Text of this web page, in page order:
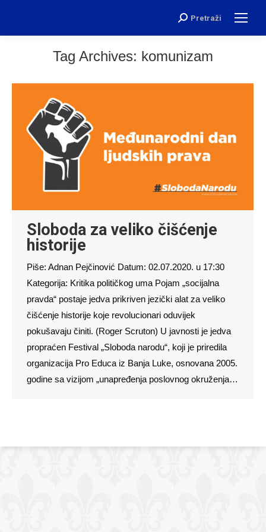
Search:
Pretraži
Tag Archives: komunizam
Sloboda za veliko čišćenje
historije
Piše: Adnan Pejčinović Datum: 02.07.2020. u 17:30
Kategorija: Kritika političkog uma Pojam „socijalna
pravda“ postaje jedva prikriven jezički alat za veliko
čišćenje historije koje revolucionari oduvijek
pokušavaju činiti. (Roger Scruton) U javnosti je jedva
propraćen Festival „Sloboda narodu“, koji je priredila
organizacija Pro Educa iz Banja Luke, osnovana 2005.
godine sa vizijom „unapređenja poslovnog okruženja…